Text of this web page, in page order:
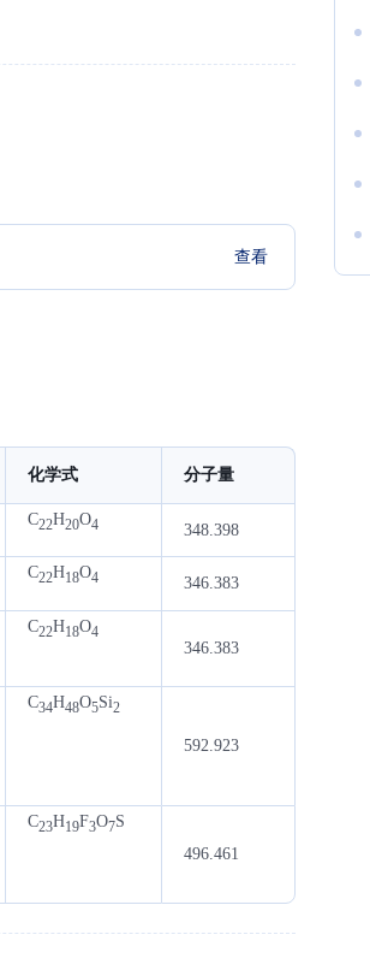
查看
化学式 分子量
C22H20O4 348.398
C22H18O4 346.383
C22H18O4
346.383
C34H48O5Si2
592.923
C23H19F3O7S
496.461